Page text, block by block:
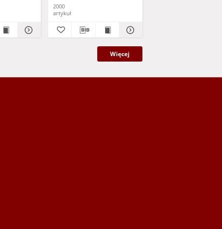
2000
artykuł
Więcej